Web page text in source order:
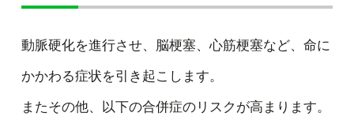
動脈硬化を進行させ、脳梗塞、心筋梗塞など、命に
かかわる症状を引き起こします。
またその他、以下の合併症のリスクが高まります。